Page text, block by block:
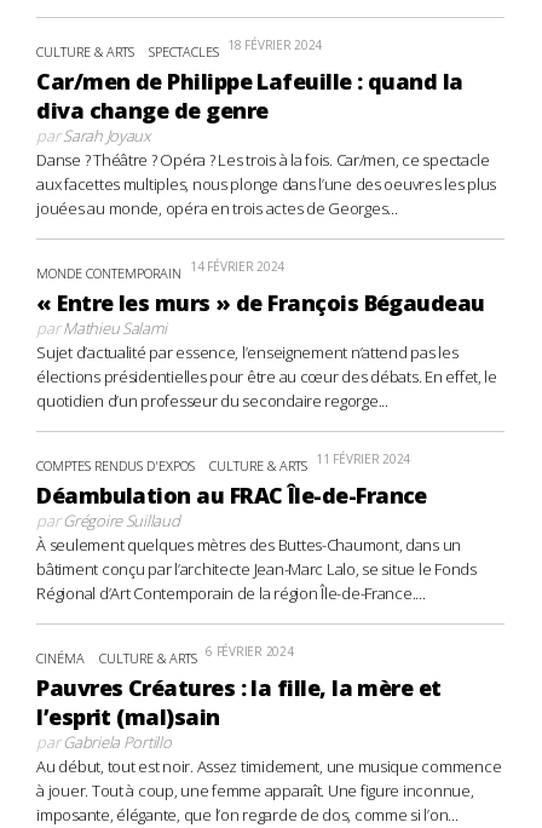
CULTURE & ARTS SPECTACLES 18 FÉVRIER 2024
Car/men de Philippe Lafeuille : quand la
diva change de genre
parSarah Joyaux
Danse ? Théâtre ? Opéra ? Les trois à la fois. Car/men, ce spectacle
aux facettes multiples, nous plonge dans l’une des oeuvres les plus
jouées au monde, opéra en trois actes de Georges...
MONDE CONTEMPORAIN 14 FÉVRIER 2024
« Entre les murs » de François Bégaudeau
parMathieu Salami
Sujet d’actualité par essence, l’enseignement n’attend pas les
élections présidentielles pour être au cœur des débats. En effet, le
quotidien d’un professeur du secondaire regorge...
COMPTES RENDUS D'EXPOS CULTURE & ARTS 11 FÉVRIER 2024
Déambulation au FRAC Île-de-France
parGrégoire Suillaud
À seulement quelques mètres des Buttes-Chaumont, dans un
bâtiment conçu par l’architecte Jean-Marc Lalo, se situe le Fonds
Régional d’Art Contemporain de la région Île-de-France....
CINÉMA CULTURE & ARTS 6 FÉVRIER 2024
Pauvres Créatures : la fille, la mère et
l’esprit (mal)sain
parGabriela Portillo
Au début, tout est noir. Assez timidement, une musique commence
à jouer. Tout à coup, une femme apparaît. Une figure inconnue,
imposante, élégante, que l’on regarde de dos, comme si l’on...